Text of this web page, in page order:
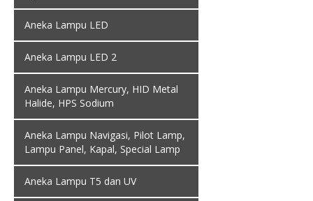
Aneka Lampu LED
Aneka Lampu LED 2
Aneka Lampu Mercury, HID Metal
Halide, HPS Sodium
Aneka Lampu Navigasi, Pilot Lamp,
Lampu Panel, Kapal, Special Lamp
Aneka Lampu T5 dan UV